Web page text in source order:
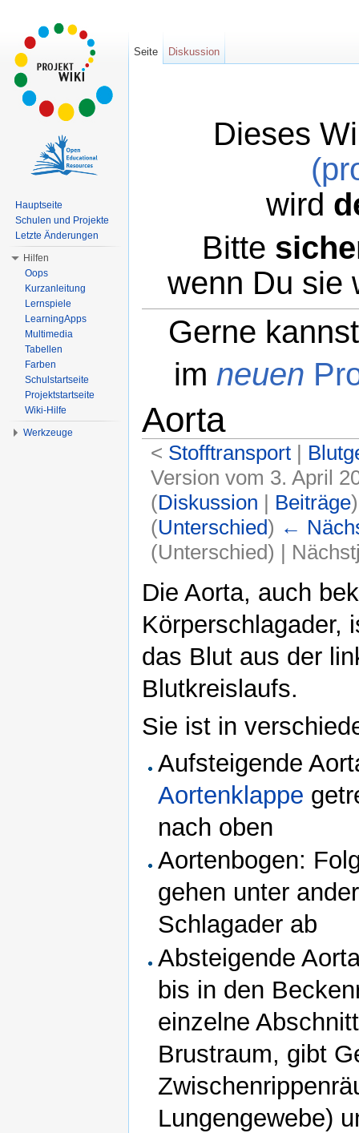
Dieses
wird
Bitte
wenn Du sie
Gerne
im neuen
Aorta
< Stofftransport‎ |
Version vom 3. April
(Diskussion | Beiträge)
(Unterschied) ←
(Unterschied) |
Die Aorta, auch
Körperschlagader,
das Blut aus der
Blutkreislaufs.
Sie ist in
Aufsteigende
Aortenklappe
nach oben
Aortenbogen:
gehen unter
Schlagader ab
Absteigende
bis in den
einzelne
Brustraum, gibt
Lungengewebe)
Seite Diskussion
Hauptseite
Schulen und Projekte
Letzte Änderungen
Hilfen
Oops
Kurzanleitung
Lernspiele
LearningApps
Multimedia
Tabellen
Farben
Schulstartseite
Projektstartseite
Wiki-Hilfe
Werkzeuge